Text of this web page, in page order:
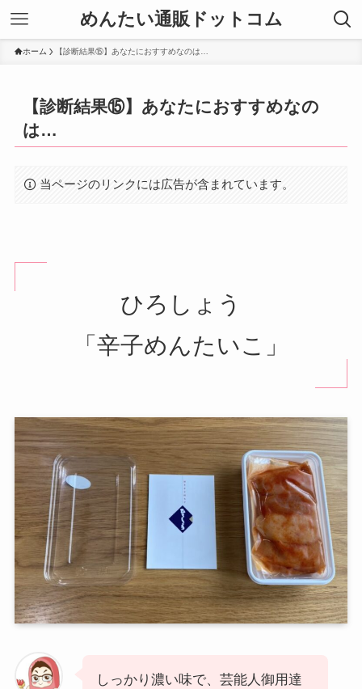
めんたい通販ドットコム
ホーム 【診断結果⑮】あなたにおすすめなのは…
【診断結果⑮】あなたにおすすめなの
は…
当ページのリンクには広告が含まれています。
ひろしょう
「辛子めんたいこ」
しっかり濃い味で、芸能人御用達